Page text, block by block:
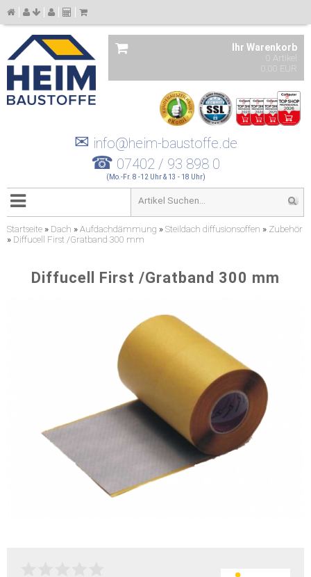
Ihr Warenkorb
0 Artikel
0,00 EUR
✉ info@heim-baustoffe.de
☎ 07402 / 93 898 0
(Mo.-Fr. 8 -12 Uhr & 13 - 18 Uhr)
Startseite » Dach » Aufdachdämmung » Steildach diffusionsoffen » Zubehör
» Diffucell First /Gratband 300 mm
Diffucell First /Gratband 300 mm